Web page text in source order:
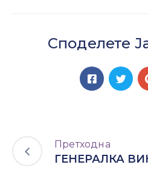
Споделете
Претходна
ГЕНЕРАЛКА